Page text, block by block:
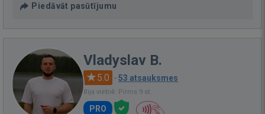
Piedāvāt pasūtījumu
Vladyslav B.
5.0 · 53 atsauksmes
Bija vietnē: Pirms 9 st.
PRO